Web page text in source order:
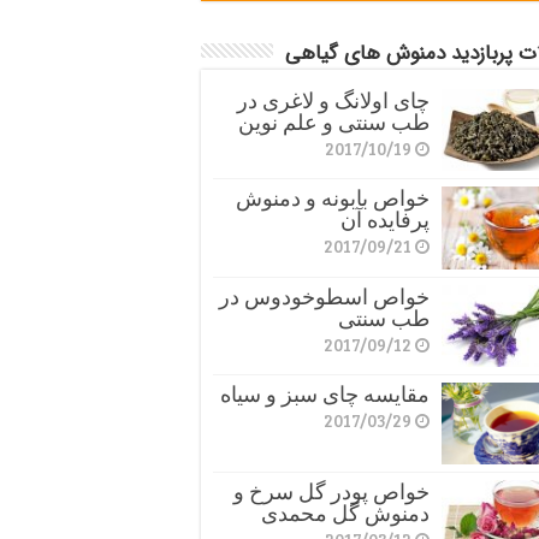
پربازدید دمنوش های گیاهی
چای اولانگ و لاغری در
طب سنتی و علم نوین
2017/10/19
خواص بابونه و دمنوش
پرفایده آن
2017/09/21
خواص اسطوخودوس در
طب سنتی
2017/09/12
مقایسه چای سبز و سیاه
2017/03/29
خواص پودر گل سرخ و
دمنوش گل محمدی